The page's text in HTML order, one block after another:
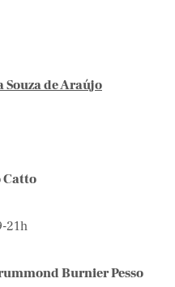
Souza de Araújo
Catto
21h
Burnier Pesso